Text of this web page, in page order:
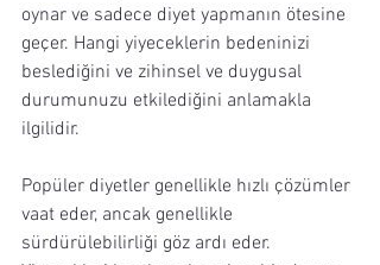
oynar ve sadece diyet yapmanın ötesine
geçer. Hangi yiyeceklerin bedeninizi
beslediğini ve zihinsel ve duygusal
durumunuzu etkilediğini anlamakla
ilgilidir.
Popüler diyetler genellikle hızlı çözümler
vaat eder, ancak genellikle
sürdürülebilirliği göz ardı eder.